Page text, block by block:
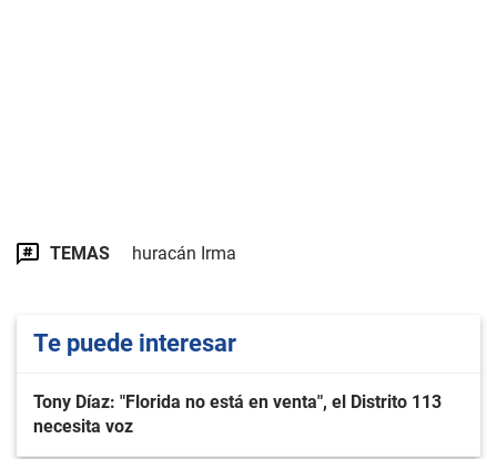
TEMAS huracán Irma
Te puede interesar
Tony Díaz: "Florida no está en venta", el Distrito 113
necesita voz